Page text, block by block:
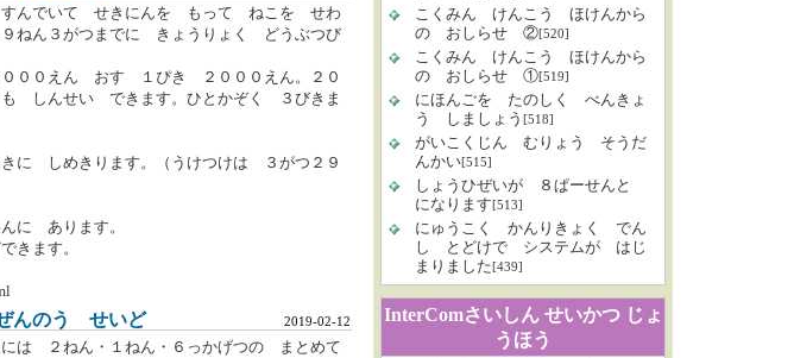
すんでいて せきにんを もって ねこを せわ
ねん３がつまでに きょうりょく どうぶつび
００えん おす １ぴき ２０００えん。２０
しんせい できます。ひとかぞく ３びきま
に しめきります。（うけつけは ３がつ２９
に あります。
きます。
んのう せいど 2019-02-12
は ２ねん・１ねん・６っかげつの まとめて
こくみん けんこう ほけんから
の おしらせ ②[520]
こくみん けんこう ほけんから
の おしらせ ①[519]
にほんごを たのしく べんきょ
う しましょう [518]
がいこくじん むりょう そうだ
んかい[515]
しょうひぜいが ８ぱーせんと
になります[513]
にゅうこく かんりきょく でん
し とどけで システムが はじ
まりました[439]
InterComさいしん せいかつ じょ
うほう